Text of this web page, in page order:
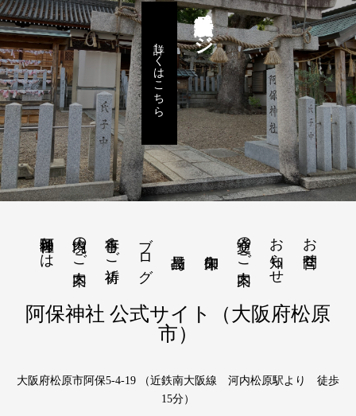
鳥居改修特設ページ
詳しくはこちら
お問合せ
お知らせ
交通のご案内
ブログ
行事＆ご祈祷
境内のご案内
阿保神社とは
阿保神社 公式サイト（大阪府松原
市）
大阪府松原市阿保5-4-19 （近鉄南大阪線 河内松原駅より 徒歩
15分）